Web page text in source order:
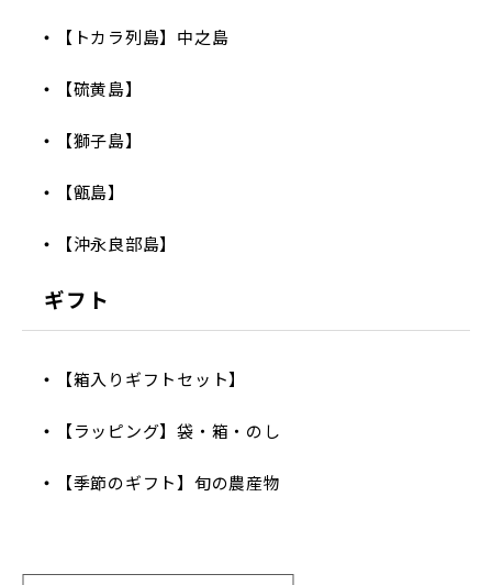
【トカラ列島】中之島
【硫黄島】
【獅子島】
【甑島】
【沖永良部島】
ギフト
【箱入りギフトセット】
【ラッピング】袋・箱・のし
【季節のギフト】旬の農産物